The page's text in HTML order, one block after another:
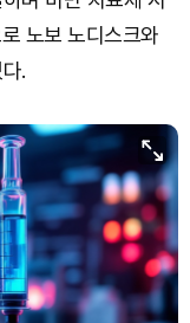
노보 노디스크와
.